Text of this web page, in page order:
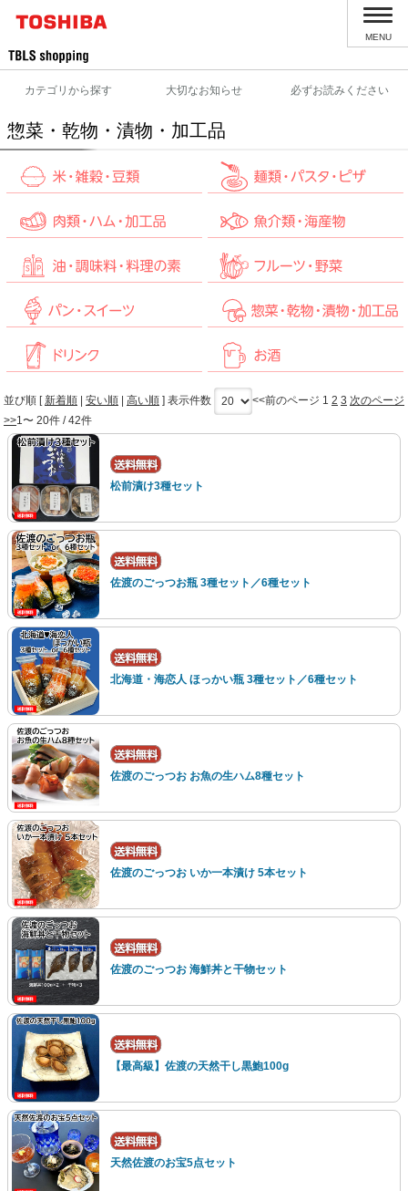
MENU
カテゴリから探す 大切なお知らせ 必ずお読みください
惣菜・乾物・漬物・加工品
並び順 [新着順 | 安い順 | 高い順 ] 表示件数 <<前のページ 1 2 3 次のページ
>>1〜 20件 / 42件
松前漬け3種セット
佐渡のごっつお瓶 3種セット／6種セット
北海道・海恋人 ほっかい瓶 3種セット／6種セット
佐渡のごっつお お魚の生ハム8種セット
佐渡のごっつお いか一本漬け 5本セット
佐渡のごっつお 海鮮丼と干物セット
【最高級】佐渡の天然干し黒鮑100g
天然佐渡のお宝5点セット